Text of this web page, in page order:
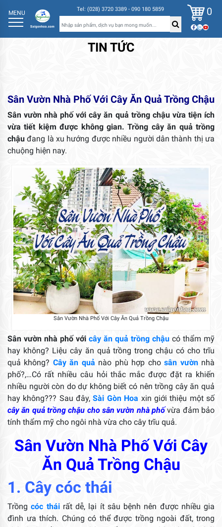
MENU Tel: (028) 3720 3389 - 090 180 5859 0
TIN TỨC
Sân Vườn Nhà Phố Với Cây Ăn Quả Trồng Chậu
Sân vườn nhà phố với cây ăn quả trồng chậu vừa tiện ích
vừa tiết kiệm được không gian.Trồng cây ăn quả trồng
chậu đang là xu hướng được nhiều người dân thành thị ưa
chuộng hiện nay.
Sân Vườn Nhà Phố Với Cây Ăn Quả Trồng Chậu
Sân vườn nhà phố với cây ăn quả trồng chậu có thẩm mỹ
hay không? Liệu cây ăn quả trồng trong chậu có cho trĩu
quả không? Cây ăn quả nào phù hợp chosân vườnnhà
phố?,…Có rất nhiều câu hỏi thắc mắc được đặt ra khiến
nhiều người còn do dự không biết có nên trồng cây ăn quả
hay không??? Sau đây,Sài Gòn Hoa xin giới thiệu một số
cây ăn quả trồng chậu cho sân vườn nhà phốvừa đảm bảo
tính thẩm mỹ cho ngôi nhà vừa cho cây trĩu quả.
Sân Vườn Nhà Phố Với Cây
Ăn Quả Trồng Chậu
1. Cây cóc thái
Trồng cóc thái rất dễ, lại ít sâu bệnh nên được nhiều gia
đình ưa thích. Chúng có thể được trồng ngoài đất, trong